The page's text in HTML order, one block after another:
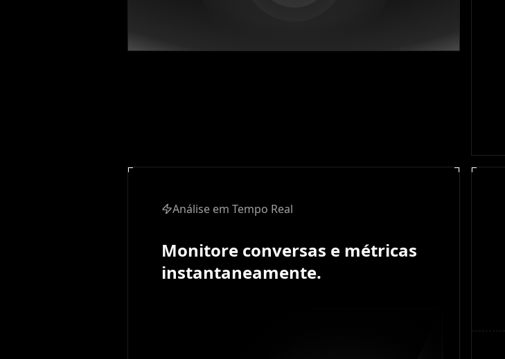
Análise em Tempo Real
Monitore conversas e métricas
instantaneamente.